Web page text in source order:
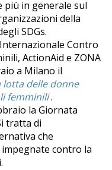
più in generale sul
della
SDGs.
Contro
ActionAid e ZONA
a Milano il
lotta delle donne
femminili.
la Giornata
tratta di
che
contro la